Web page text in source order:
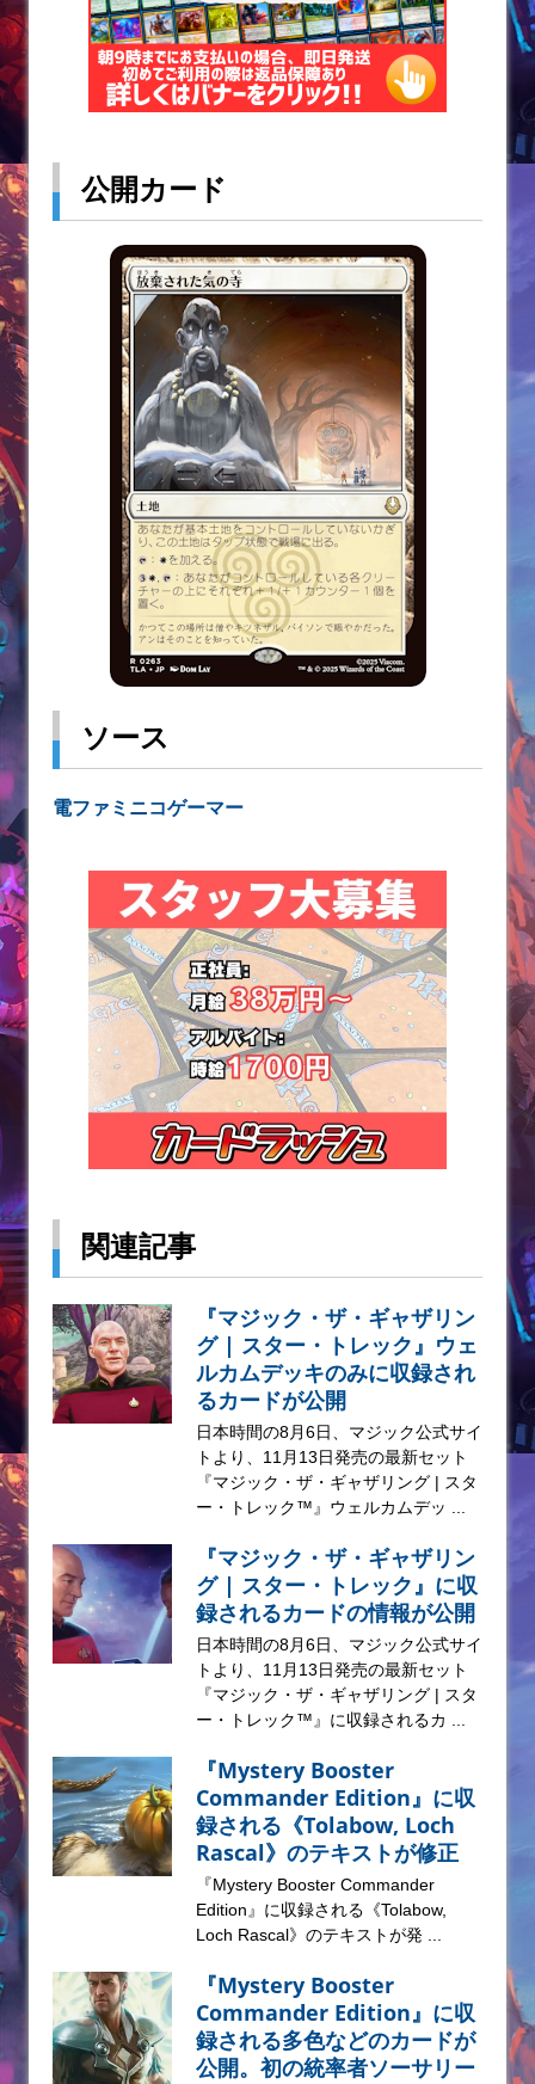
公開カード
ソース
電ファミニコゲーマー
関連記事
『マジック・ザ・ギャザリン
グ | スター・トレック』ウェ
ルカムデッキのみに収録され
るカードが公開
日本時間の8月6日、マジック公式サイ
トより、11月13日発売の最新セット
『マジック・ザ・ギャザリング | スタ
ー・トレック™』ウェルカムデッ ...
『マジック・ザ・ギャザリン
グ | スター・トレック』に収
録されるカードの情報が公開
日本時間の8月6日、マジック公式サイ
トより、11月13日発売の最新セット
『マジック・ザ・ギャザリング | スタ
ー・トレック™』に収録されるカ ...
『Mystery Booster
Commander Edition』に収
録される《Tolabow, Loch
Rascal》のテキストが修正
『Mystery Booster Commander
Edition』に収録される《Tolabow,
Loch Rascal》のテキストが発 ...
『Mystery Booster
Commander Edition』に収
録される多色などのカードが
公開。初の統率者ソーサリー